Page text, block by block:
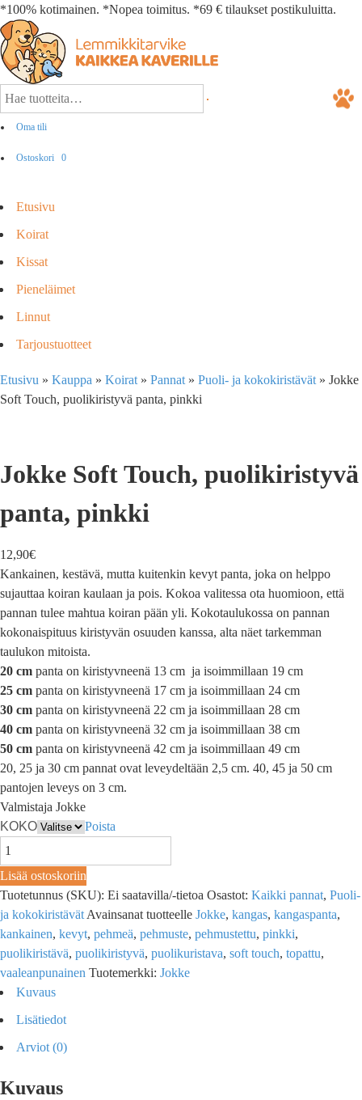
*100% kotimainen. *Nopea toimitus. *69 € tilaukset postikuluitta.
Oma tili
Ostoskori 0
Etusivu
Koirat
Kissat
Pieneläimet
Linnut
Tarjoustuotteet
Etusivu » Kauppa » Koirat » Pannat » Puoli- ja kokokiristävät » Jokke
Soft Touch, puolikiristyvä panta, pinkki
Jokke Soft Touch, puolikiristyvä
panta, pinkki
12,90€
Kankainen, kestävä, mutta kuitenkin kevyt panta, joka on helppo
sujauttaa koiran kaulaan ja pois. Kokoa valitessa ota huomioon, että
pannan tulee mahtua koiran pään yli. Kokotaulukossa on pannan
kokonaispituus kiristyvän osuuden kanssa, alta näet tarkemman
taulukon mitoista.
20 cm panta on kiristyvneenä 13 cm ja isoimmillaan 19 cm
25 cm panta on kiristyvneenä 17 cm ja isoimmillaan 24 cm
30 cm panta on kiristyvneenä 22 cm ja isoimmillaan 28 cm
40 cm panta on kiristyvneenä 32 cm ja isoimmillaan 38 cm
50 cm panta on kiristyvneenä 42 cm ja isoimmillaan 49 cm
20, 25 ja 30 cm pannat ovat leveydeltään 2,5 cm. 40, 45 ja 50 cm
pantojen leveys on 3 cm.
Valmistaja Jokke
KOKO
Poista
Lisää ostoskoriin
Tuotetunnus (SKU): Ei saatavilla/-tietoa Osastot: Kaikki pannat, Puoli-
ja kokokiristävät Avainsanat tuotteelle Jokke, kangas, kangaspanta,
kankainen, kevyt, pehmeä, pehmuste, pehmustettu, pinkki,
puolikiristävä, puolikiristyvä, puolikuristava, soft touch, topattu,
vaaleanpunainen Tuotemerkki: Jokke
Kuvaus
Lisätiedot
Arviot (0)
Kuvaus